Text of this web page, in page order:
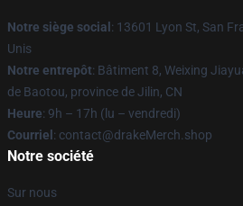
Notre siège social : 13601 Lyon St, San
Unis
Notre entrepôt: Bâtiment 8, Weixing
de Baotou, province de Jilin, CN
Heure: 9h – 17h (lu – vendredi)
Courriel : contact@drakeMerch.shop
Notre société
Sur nous